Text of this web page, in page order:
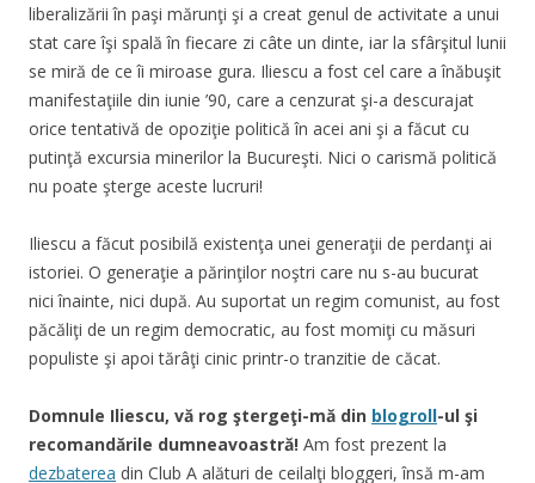
liberalizării în paşi mărunţi şi a creat genul de activitate a unui
stat care îşi spală în fiecare zi câte un dinte, iar la sfârşitul lunii
se miră de ce îi miroase gura. Iliescu a fost cel care a înăbuşit
manifestaţiile din iunie ’90, care a cenzurat şi-a descurajat
orice tentativă de opoziţie politică în acei ani şi a făcut cu
putinţă excursia minerilor la Bucureşti. Nici o carismă politică
nu poate şterge aceste lucruri!
Iliescu a făcut posibilă existenţa unei generaţii de perdanţi ai
istoriei. O generaţie a părinţilor noştri care nu s-au bucurat
nici înainte, nici după. Au suportat un regim comunist, au fost
păcăliţi de un regim democratic, au fost momiţi cu măsuri
populiste şi apoi tărâţi cinic printr-o tranzitie de căcat.
Domnule Iliescu, vă rog ştergeţi-mă din blogroll-ul şi
recomandările dumneavoastră! Am fost prezent la
dezbaterea din Club A alături de ceilalţi bloggeri, însă m-am